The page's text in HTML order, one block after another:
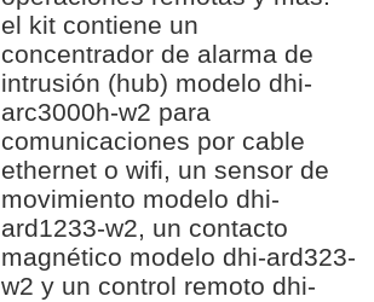
el kit contiene un
concentrador de alarma de
intrusión (hub) modelo dhi-
arc3000h-w2 para
comunicaciones por cable
ethernet o wifi, un sensor de
movimiento modelo dhi-
ard1233-w2, un contacto
magnético modelo dhi-ard323-
w2 y un control remoto dhi-